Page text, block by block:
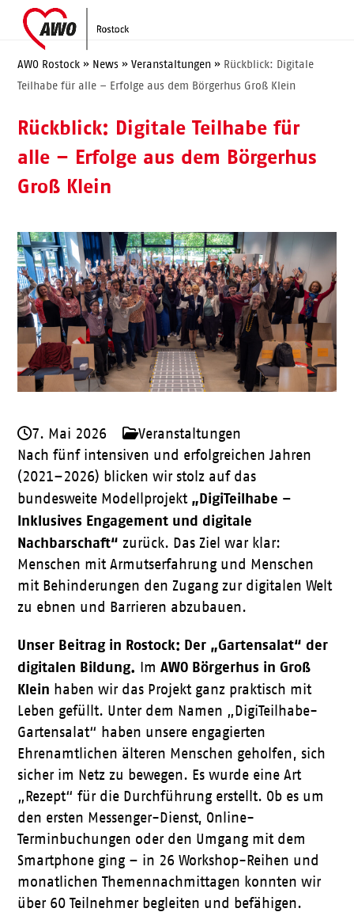
content
Open
mobile
menu
Close
mobile
menu
AWO Rostock » News »Veranstaltungen » Rückblick: Digitale
Teilhabe für alle – Erfolge aus dem Börgerhus Groß Klein
Rückblick: Digitale Teilhabe für
alle – Erfolge aus dem Börgerhus
Groß Klein
7. Mai 2026
Veranstaltungen
Nach fünf intensiven und erfolgreichen Jahren
(2021–2026) blicken wir stolz auf das
bundesweite Modellprojekt „DigiTeilhabe –
Inklusives Engagement und digitale
Nachbarschaft“ zurück. Das Ziel war klar:
Menschen mit Armutserfahrung und Menschen
mit Behinderungen den Zugang zur digitalen Welt
zu ebnen und Barrieren abzubauen.
Unser Beitrag in Rostock: Der „Gartensalat“ der
digitalen Bildung.
ImAWO Börgerhus in Groß
Klein haben wir das Projekt ganz praktisch mit
Leben gefüllt. Unter dem Namen „DigiTeilhabe-
Gartensalat“ haben unsere engagierten
Ehrenamtlichen älteren Menschen geholfen, sich
sicher im Netz zu bewegen. Es wurde eine Art
„Rezept“ für die Durchführung erstellt. Ob es um
den ersten Messenger-Dienst, Online-
Terminbuchungen oder den Umgang mit dem
Smartphone ging – in 26 Workshop-Reihen und
monatlichen Themennachmittagen konnten wir
über 60 Teilnehmer begleiten und befähigen.